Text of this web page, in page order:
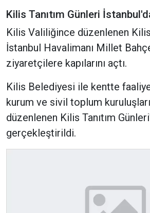
Kilis Tanıtım Günleri
Kilis Valiliğince düzenlenen Kilis
İstanbul Havalimanı Millet
ziyaretçilere kapılarını açtı.
Kilis Belediyesi ile kentte
kurum ve sivil toplum
düzenlenen Kilis Tanıtım
gerçekleştirildi.